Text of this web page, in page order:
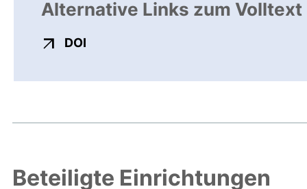
Alternative Links zum Volltext
DOI
Beteiligte Einrichtungen